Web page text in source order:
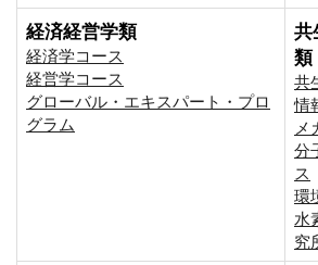
経済経営学類
経済学コース
経営学コース
グローバル・エキスパート・プロ
グラム
共
類
共
情
メ
分
ス
環
⽔
究